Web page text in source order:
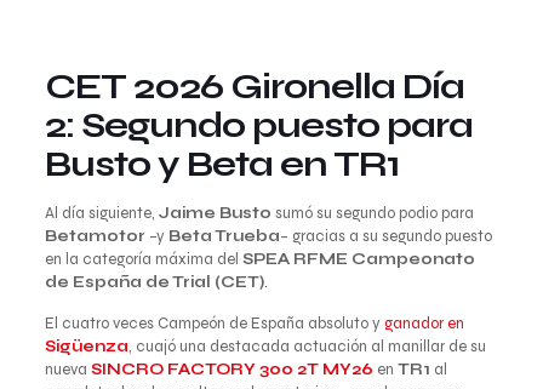
CET 2026 Gironella Día
2: Segundo puesto para
Busto y Beta en TR1
Al día siguiente, Jaime Busto sumó su segundo podio para
Betamotor –y Beta Trueba– gracias a su segundo puesto
en la categoría máxima del SPEA RFME Campeonato
de España de Trial (CET).
El cuatro veces Campeón de España absoluto y ganador en
Sigüenza, cuajó una destacada actuación al manillar de su
nueva SINCRO FACTORY 300 2T MY26 en TR1 al